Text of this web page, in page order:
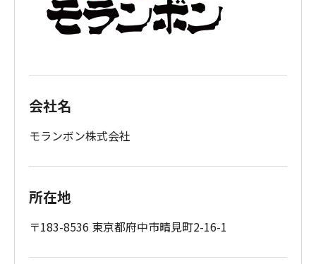
会社名
モランボン株式会社
所在地
〒183-8536 東京都府中市晴見町2-16-1